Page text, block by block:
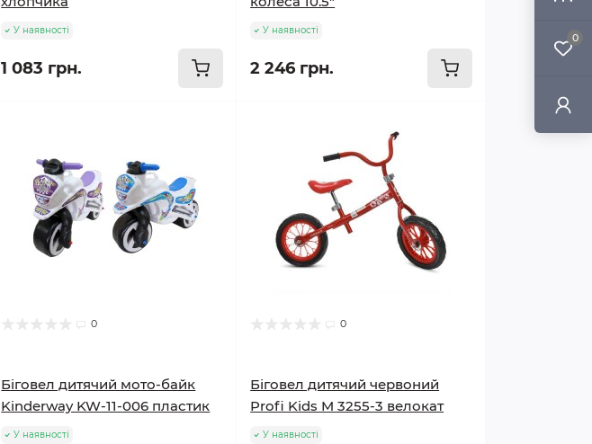
0
У наявності
1 083 грн.
У наявності
2 246 грн.
0
Біговел дитячий мото-байк
Kinderway KW-11-006 пластик
У наявності
0
Біговел дитячий червоний
Profi Kids M 3255-3 велокат
У наявності